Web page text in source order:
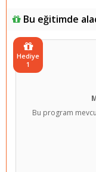
Bu eğitimde
Bu program mevcut
Hediye
1